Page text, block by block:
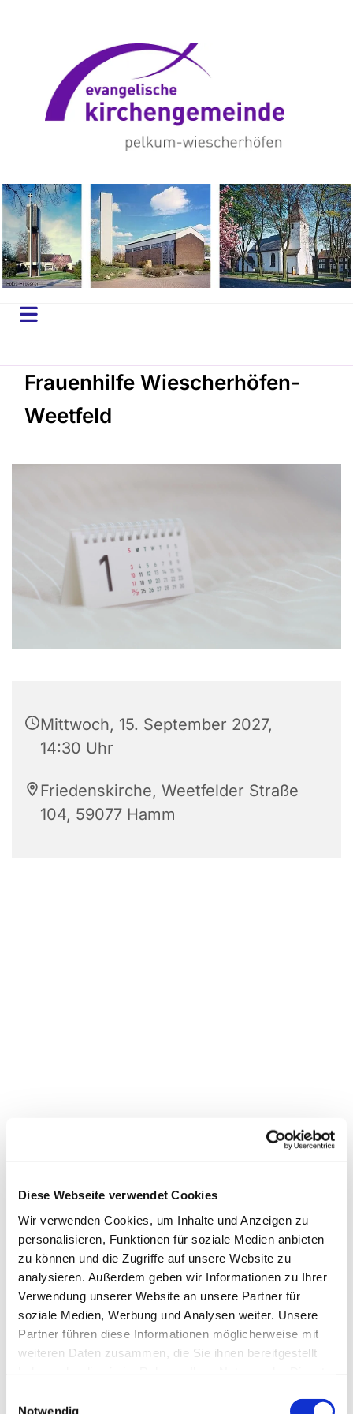
Diese Webseite verwendet Cookies
Wir verwenden Cookies, um Inhalte und Anzeigen zu
personalisieren, Funktionen für soziale Medien anbieten
zu können und die Zugriffe auf unsere Website zu
analysieren. Außerdem geben wir Informationen zu Ihrer
Verwendung unserer Website an unsere Partner für
soziale Medien, Werbung und Analysen weiter. Unsere
Partner führen diese Informationen möglicherweise mit
weiteren Daten zusammen, die Sie ihnen bereitgestellt
Notwendig
Frauenhilfe Wiescherhöfen-
Weetfeld
Mittwoch, 15. September 2027,
14:30 Uhr
Friedenskirche, Weetfelder Straße
104, 59077 Hamm
Dies könnte Sie auch
interessieren